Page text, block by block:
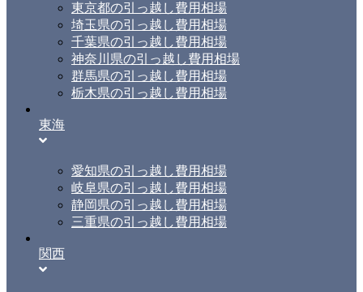
東京都の引っ越し費用相場
埼玉県の引っ越し費用相場
千葉県の引っ越し費用相場
神奈川県の引っ越し費用相場
群馬県の引っ越し費用相場
栃木県の引っ越し費用相場
東海
愛知県の引っ越し費用相場
岐阜県の引っ越し費用相場
静岡県の引っ越し費用相場
三重県の引っ越し費用相場
関西